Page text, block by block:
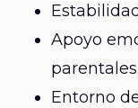
Apoyo
parentales.
Entorno